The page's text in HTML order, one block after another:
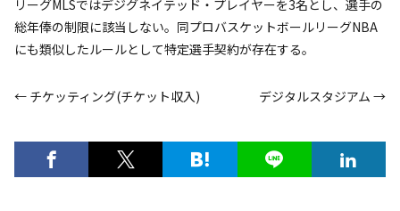
リーグMLSではデジグネイテッド・プレイヤーを3名とし、選手の
総年俸の制限に該当しない。同プロバスケットボールリーグNBA
にも類似したルールとして特定選手契約が存在する。
← チケッティング(チケット収入) デジタルスタジアム →